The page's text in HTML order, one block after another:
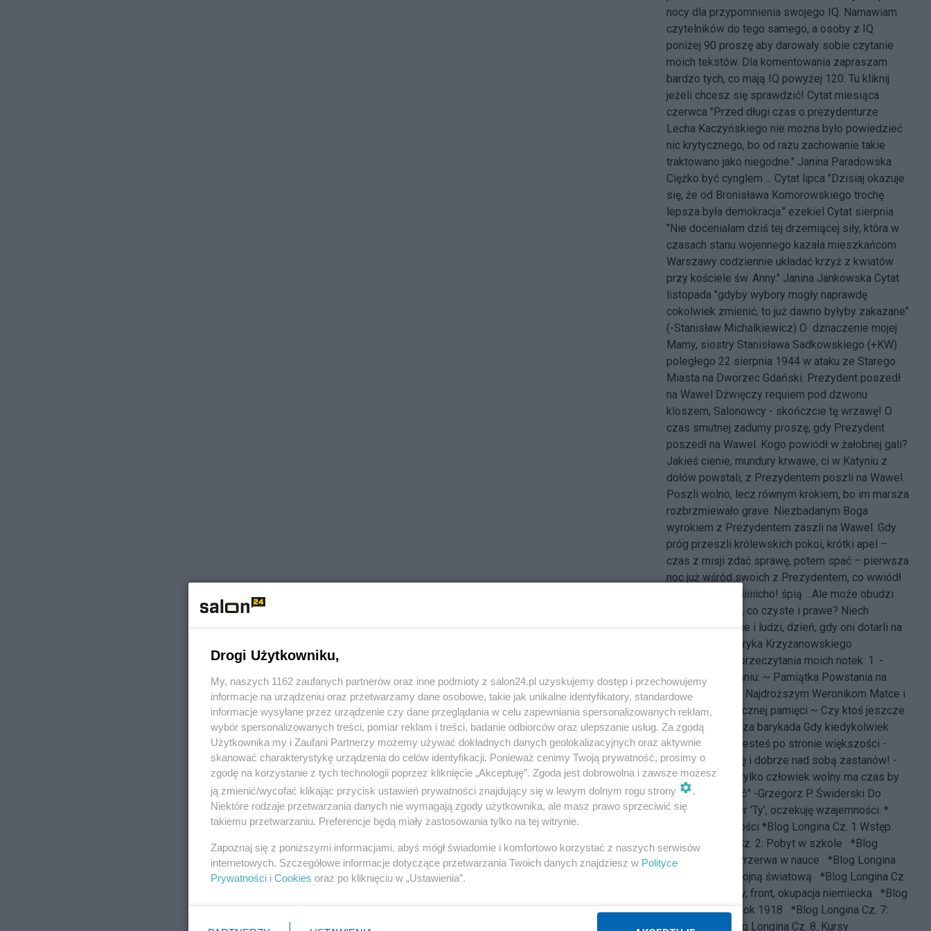
nocy dla przypomnienia swojego IQ. Namawiam
czytelników do tego samego, a osoby z IQ
poniżej 90 proszę aby darowały sobie czytanie
moich tekstów. Dla komentowania zapraszam
bardzo tych, co mają IQ powyżej 120. Tu kliknij
jeżeli chcesz się sprawdzić! Cytat miesiąca
czerwca "Przed długi czas o prezydenturze
Lecha Kaczyńskiego nie można było powiedzieć
nic krytycznego, bo od razu zachowanie takie
traktowano jako niegodne." Janina Paradowska
Ciężko być cynglem ... Cytat lipca "Dzisiaj okazuje
się, że od Bronisława Komorowskiego trochę
lepsza była demokracja." ezekiel Cytat sierpnia
"Nie doceniałam dziś tej drzemiącej siły, która w
czasach stanu wojennego kazała mieszkańcom
Warszawy codziennie układać krzyż z kwiatów
przy kościele św. Anny." Janina Jankowska Cytat
listopada "gdyby wybory mogły naprawdę
cokolwiek zmienić, to już dawno byłyby zakazane"
(-Stanisław Michalkiewicz) O dznaczenie mojej
Mamy, siostry Stanisława Sadkowskiego (+KW)
poległego 22 sierpnia 1944 w ataku ze Starego
Miasta na Dworzec Gdański. Prezydent poszedł
na Wawel Dźwięczy requiem pod dzwonu
kloszem, Salonowcy - skończcie tę wrzawę! O
czas smutnej zadumy proszę, gdy Prezydent
poszedł na Wawel. Kogo powiódł w żałobnej gali?
Jakieś cienie, mundury krwawe, ci w Katyniu z
dołów powstali, z Prezydentem poszli na Wawel.
Poszli wolno, lecz równym krokiem, bo im marsza
rozbrzmiewało grave. Niezbadanym Boga
wyrokiem z Prezydentem zaszli na Wawel. Gdy
próg przeszli królewskich pokoi, krótki apel –
czas z misji zdać sprawę, potem spać – pierwsza
noc już wśród swoich z Prezydentem, co wwiódł
ich na Wawel. Ciiiiiicho! śpią …Ale może obudzi
ich los w nas to, co czyste i prawe? Niech
pojedna – i partie i ludzi, dzień, gdy oni dotarli na
wg. Henryka Krzyżanowskiego
Zapraszam do przeczytania moich notek: 1. -
bliskich Powstaniu: ~ Pamiątka Powstania na
Górczewskiej
Najdroższym Weronikom Matce i
Siostrze ku wiecznej pamięci ~ Czy ktoś jeszcze
pamięta?
Nasza barykada Gdy kiedykolwiek
zauważysz, że jesteś po stronie większości -
powstrzymaj się i dobrze nad sobą zastanów! -
Mark Twain „ ... tylko człowiek wolny ma czas by
bloga prowadzić” -Grzegorz P. Świderski Do
ników klikam per 'Ty', oczekuję wzajemności. *
Blog z Przeszłości *Blog Longina Cz. 1 Wstęp.
*Blog Longina Cz. 2: Pobyt w szkole
*Blog
Longina Cz. 3: Przerwa w nauce
*Blog Longina
Cz. 4: Przed I wojną światową
*Blog Longina Cz.
5: Wybuch wojny, front, okupacja niemiecka
*Blog
Longina Cz. 6: Rok 1918
*Blog Longina Cz. 7:
Rok 1920
*Blog Longina Cz. 8. Kursy
Drogi Użytkowniku,
My, naszych 1162 zaufanych partnerów oraz inne podmioty z salon24.pl uzyskujemy dostęp i przechowujemy
informacje na urządzeniu oraz przetwarzamy dane osobowe, takie jak unikalne identyfikatory, standardowe
informacje wysyłane przez urządzenie czy dane przeglądania w celu zapewniania spersonalizowanych reklam,
wybór spersonalizowanych treści, pomiar reklam i treści, badanie odbiorców oraz ulepszanie usług. Za zgodą
Użytkownika my i Zaufani Partnerzy możemy używać dokładnych danych geolokalizacyjnych oraz aktywnie
skanować charakterystykę urządzenia do celów identyfikacji. Ponieważ cenimy Twoją prywatność, prosimy o
zgodę na korzystanie z tych technologii poprzez kliknięcie „Akceptuję”. Zgoda jest dobrowolna i zawsze możesz
ją zmienić/wycofać klikając przycisk ustawień prywatności znajdujący się w lewym dolnym rogu strony
.
Niektóre rodzaje przetwarzania danych nie wymagają zgody użytkownika, ale masz prawo sprzeciwić się
takiemu przetwarzaniu. Preferencje będą miały zastosowania tylko na tej witrynie.
Zapoznaj się z poniższymi informacjami, abyś mógł świadomie i komfortowo korzystać z naszych serwisów
internetowych. Szczegółowe informacje dotyczące przetwarzania Twoich danych znajdziesz w Polityce
Prywatności i Cookies oraz po kliknięciu w „Ustawienia”.